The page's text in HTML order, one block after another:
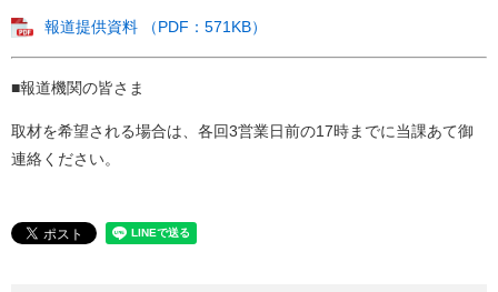
報道提供資料 （PDF：571KB）
■報道機関の皆さま
取材を希望される場合は、各回3営業日前の17時までに当課あて御
連絡ください。